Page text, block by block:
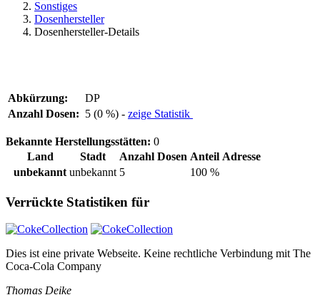
Sonstiges
Dosenhersteller
Dosenhersteller-Details
Abkürzung:
DP
Anzahl Dosen: 5 (0 %) - zeige Statistik
Bekannte Herstellungsstätten: 0
Land
Stadt Anzahl Dosen Anteil Adresse
unbekannt unbekannt 5 100 %
Verrückte Statistiken für
Dies ist eine private Webseite. Keine rechtliche Verbindung mit The
Coca-Cola Company
Thomas Deike